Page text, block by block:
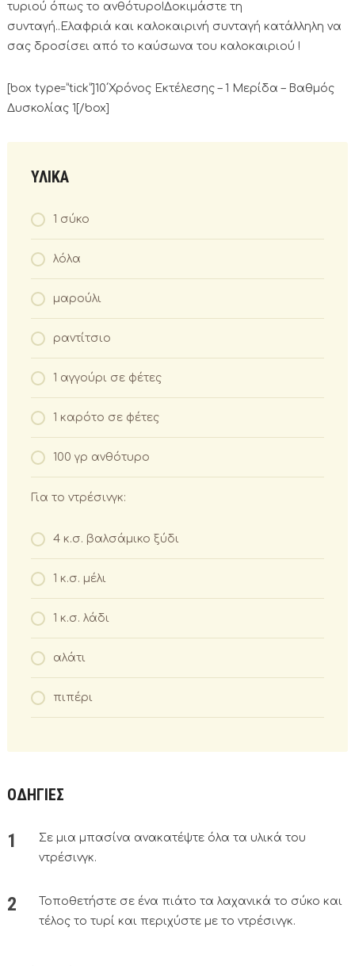
τυριού όπως το ανθότυρο!Δοκιμάστε τη
συνταγή..Ελαφριά και καλοκαιρινή συνταγή κατάλληλη να
σας δροσίσει από το καύσωνα του καλοκαιριού !
[box type=”tick”]10΄Χρόνος Εκτέλεσης – 1 Μερίδα – Βαθμός
Δυσκολίας 1[/box]
ΥΛΙΚΑ
1 σύκο
λόλα
μαρούλι
ραντίτσιο
1 αγγούρι σε φέτες
1 καρότο σε φέτες
100 γρ ανθότυρο
Για το ντρέσινγκ:
4 κ.σ. βαλσάμικο ξύδι
1 κ.σ. μέλι
1 κ.σ. λάδι
αλάτι
πιπέρι
ΟΔΗΓΙΕΣ
Σε μια μπασίνα ανακατέψτε όλα τα υλικά του
ντρέσινγκ.
Τοποθετήστε σε ένα πιάτο τα λαχανικά το σύκο και
τέλος το τυρί και περιχύστε με το ντρέσινγκ.